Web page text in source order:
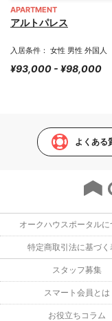
APARTMENT
アルトパレス
入居条件： 女性 男性 外国人
¥93,000 - ¥98,000
よくある
オークハウスポータルに
特定商取引法に基づく
スタッフ募集
スマート会員とは
お役立ちコラム